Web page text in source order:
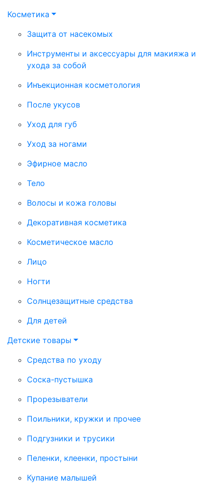
Косметика
Защита от насекомых
Инструменты и аксессуары для макияжа и
ухода за собой
Инъекционная косметология
После укусов
Уход для губ
Уход за ногами
Эфирное масло
Тело
Волосы и кожа головы
Декоративная косметика
Косметическое масло
Лицо
Ногти
Солнцезащитные средства
Для детей
Детские товары
Средства по уходу
Соска-пустышка
Прорезыватели
Поильники, кружки и прочее
Подгузники и трусики
Пеленки, клеенки, простыни
Купание малышей